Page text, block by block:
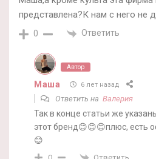
представлена?К нам с него не
0 Ответить
Автор
Маша 6 лет назад
Ответить на Валерия
Так в конце статьи же
этот бренд😊😊😊плюс, есть
😊